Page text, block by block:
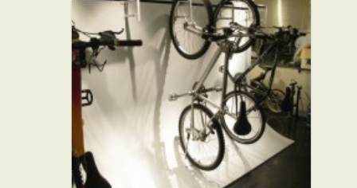
すけ 新宿
店
中華
ー クリー
ム ドーナ
ツ 新宿サ
ザンテラ
ス店
スイーツ